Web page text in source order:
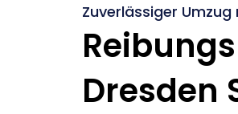
Zuverlässiger
Dresden